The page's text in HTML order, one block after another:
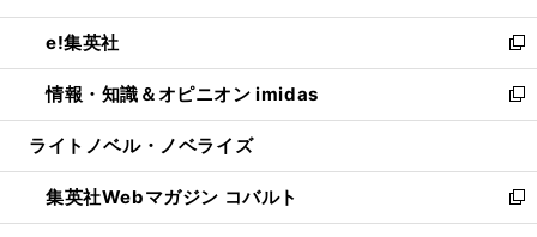
開
く
ウ
で
開
く
ン
ド
ウ
で
開
ウ
ィ
ン
ド
ウ
開
く
し
い
ウ
ィ
ン
ウ
で
開
e!集英社
新
し
い
ウ
ン
ド
ウ
情報・知識＆オピニオン imidas
新
し
ウ
ィ
ン
ライトノベル・ノベライズ
集英社Webマガジン コバルト
新
し